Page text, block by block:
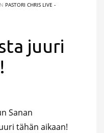
PASTORI CHRIS LIVE -
juuri
Sanan
tähän aikaan!